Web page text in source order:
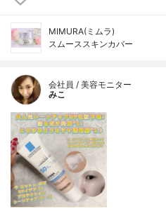
MIMURA(ミムラ)
スムーススキンカバー
会社員 / 美容モニター
みこ